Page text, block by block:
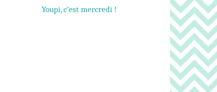
Youpi, c’est mercredi !